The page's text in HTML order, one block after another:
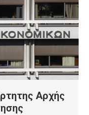
Αρχής